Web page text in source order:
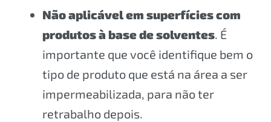
Não aplicável em superfícies com
produtos à base de solventes. É
importante que você identifique bem o
tipo de produto que está na área a ser
impermeabilizada, para não ter
retrabalho depois.